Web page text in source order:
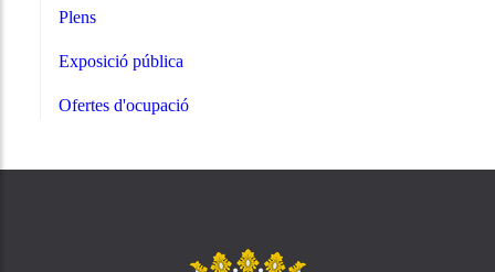
Plens
Exposició pública
Ofertes d'ocupació